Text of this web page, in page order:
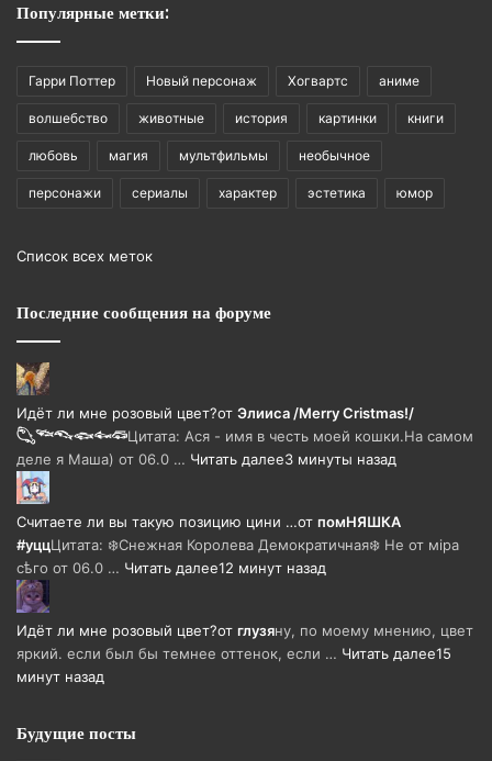
Популярные метки:
Гарри Поттер Новый персонаж Хогвартс аниме
волшебство животные история картинки книги
любовь магия мультфильмы необычное
персонажи сериалы характер эстетика юмор
Список всех меток
Последние сообщения на форуме
Идёт ли мне розовый цвет?от Элииса /Merry Cristmas!/
𓆡𓆝𓆞𓆟𓆜𓆛Цитата: Ася - имя в честь моей кошки.На самом
деле я Маша) от 06.0 … Читать далее3 минуты назад
Считаете ли вы такую позицию цини …от помНЯШКА
#уццЦитата: ❄️Снежная Королева Демократичная❄️ Не от мiра
сѣго от 06.0 … Читать далее12 минут назад
Идёт ли мне розовый цвет?от глузяну, по моему мнению, цвет
яркий. если был бы темнее оттенок, если … Читать далее15
минут назад
Будущие посты